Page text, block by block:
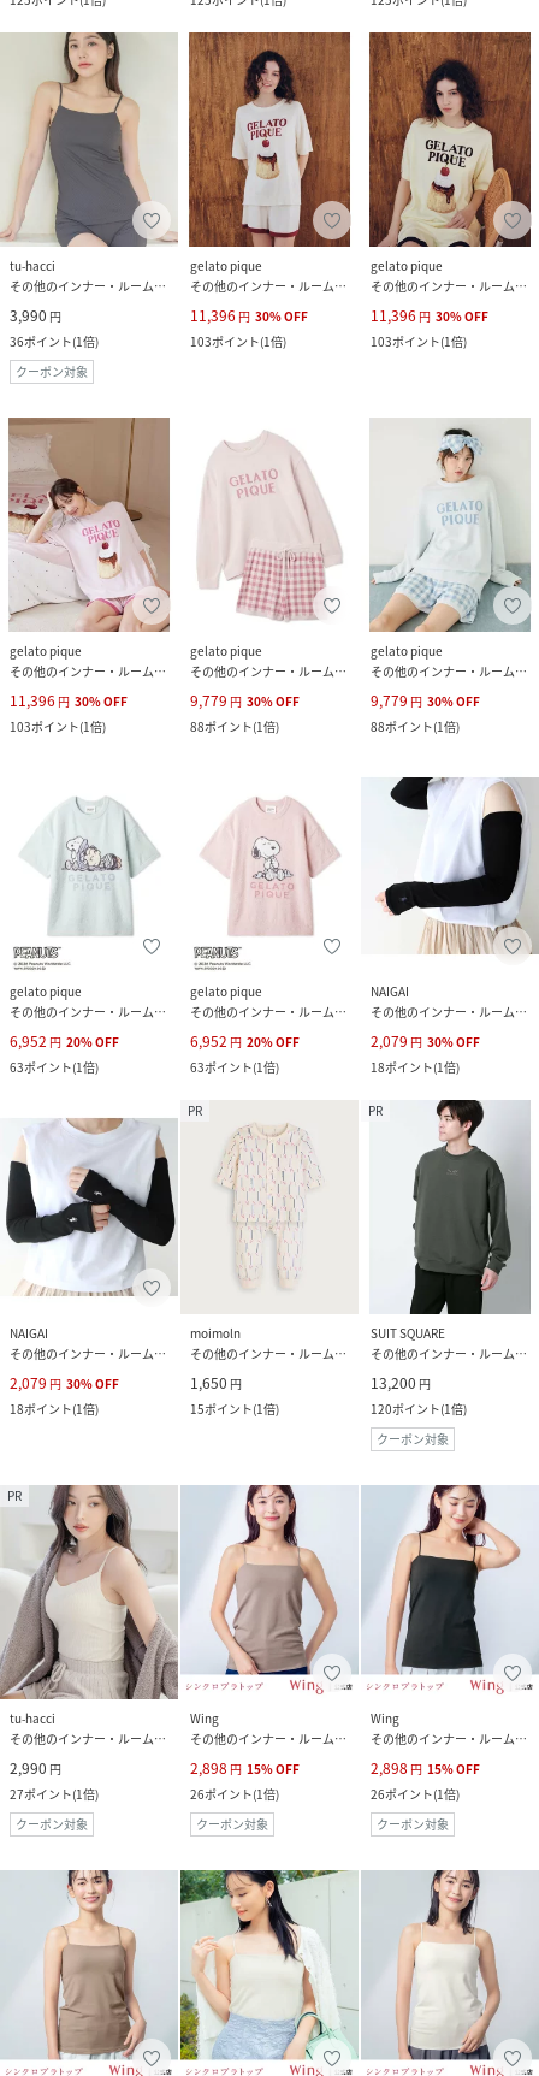
tu-hacci
その他のインナー・ルームウェア
3,990 円
36ポイント(1倍)
クーポン対象
gelato pique
その他のインナー・ルームウェア
11,396 円 30%OFF
103ポイント(1倍)
gelato pique
その他のインナー・ルームウェア
11,396 円 30%OFF
103ポイント(1倍)
gelato pique
その他のインナー・ルームウェア
11,396 円 30%OFF
103ポイント(1倍)
gelato pique
その他のインナー・ルームウェア
9,779 円 30%OFF
88ポイント(1倍)
gelato pique
その他のインナー・ルームウェア
9,779 円 30%OFF
88ポイント(1倍)
gelato pique
その他のインナー・ルームウェア
6,952 円 20%OFF
63ポイント(1倍)
gelato pique
その他のインナー・ルームウェア
6,952 円 20%OFF
63ポイント(1倍)
NAIGAI
その他のインナー・ルームウェア
2,079 円 30%OFF
18ポイント(1倍)
NAIGAI
その他のインナー・ルームウェア
2,079 円 30%OFF
18ポイント(1倍)
PR
moimoln
その他のインナー・ルームウェア
1,650 円
15ポイント(1倍)
PR
SUIT SQUARE
その他のインナー・ルームウェア
13,200 円
120ポイント(1倍)
クーポン対象
PR
tu-hacci
その他のインナー・ルームウェア
2,990 円
27ポイント(1倍)
クーポン対象
Wing
その他のインナー・ルームウェア
2,898 円 15%OFF
26ポイント(1倍)
クーポン対象
Wing
その他のインナー・ルームウェア
2,898 円 15%OFF
26ポイント(1倍)
クーポン対象